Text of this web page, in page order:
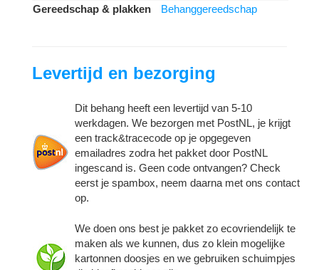
Gereedschap & plakken
Behanggereedschap
Levertijd en bezorging
Dit behang heeft een levertijd van 5-10
werkdagen. We bezorgen met PostNL, je krijgt
een track&tracecode op je opgegeven
emailadres zodra het pakket door PostNL
ingescand is. Geen code ontvangen? Check
eerst je spambox, neem daarna met ons contact
op.
We doen ons best je pakket zo ecovriendelijk te
maken als we kunnen, dus zo klein mogelijke
kartonnen doosjes en we gebruiken schuimpjes